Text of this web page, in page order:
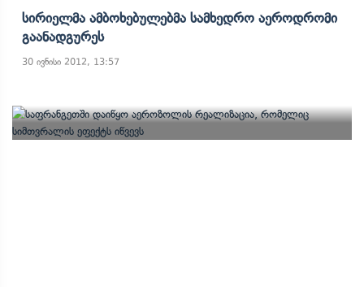
Სირიელმა Ამბოხებულებმა Სამხედრო Აეროდრომი
Გაანადგურეს
30 ივნისი 2012, 13:57